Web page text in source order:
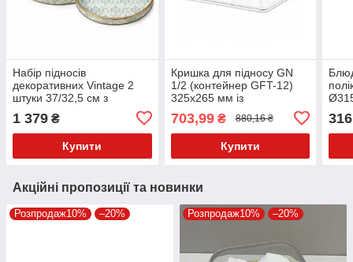
Набір підносів
декоративних Vintage 2
штуки 37/32,5 см з
1 379 ₴
Купити
Кришка для підносу GN
1/2 (контейнер GFT-12)
325х265 мм із
прямокутна GastroPlast
GF-0012
703,99₴ 880,16 ₴
Купити
Акційні пропозиції та новинки
Розпродаж10% –20% Розпродаж10% –20%